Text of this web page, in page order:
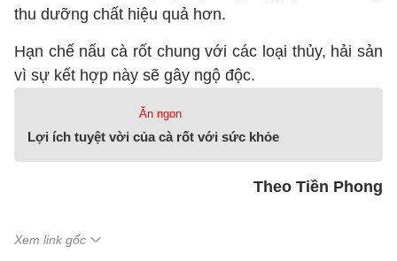
thu dưỡng chất hiệu quả hơn.
Hạn chế nấu cà rốt chung với các loại thủy, hải sản
vì sự kết hợp này sẽ gây ngộ độc.
Ăn ngon
Lợi ích tuyệt vời của cà rốt với sức khỏe
Theo Tiền Phong
Xem link gốc